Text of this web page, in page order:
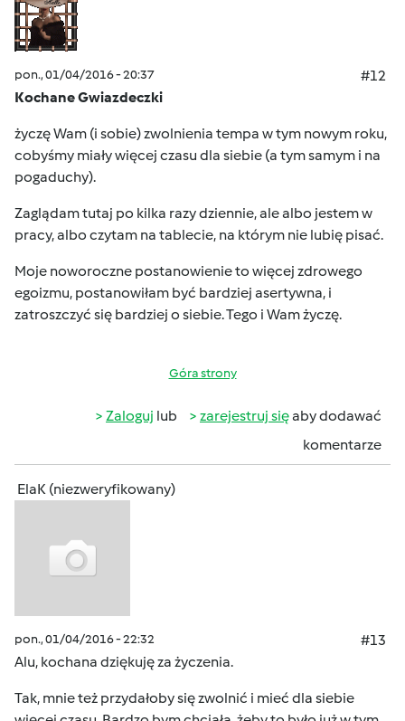
pon., 01/04/2016 - 20:37
#12
Kochane Gwiazdeczki
życzę Wam (i sobie) zwolnienia tempa w tym nowym roku,
cobyśmy miały więcej czasu dla siebie (a tym samym i na
pogaduchy).
Zaglądam tutaj po kilka razy dziennie, ale albo jestem w
pracy, albo czytam na tablecie, na którym nie lubię pisać.
Moje noworoczne postanowienie to więcej zdrowego
egoizmu, postanowiłam być bardziej asertywna, i
zatroszczyć się bardziej o siebie. Tego i Wam życzę.
Góra strony
Zaloguj lub zarejestruj sięaby dodawać
komentarze
ElaK (niezweryfikowany)
pon., 01/04/2016 - 22:32
#13
Alu, kochana dziękuję za życzenia.
Tak, mnie też przydałoby się zwolnić i mieć dla siebie